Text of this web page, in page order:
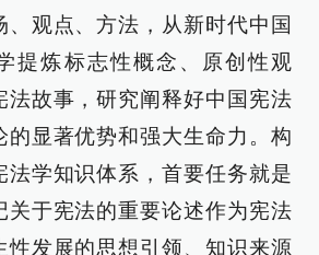
、观点、方法，从新时代中国
提炼标志性概念、原创性观
法故事，研究阐释好中国宪法
的显著优势和强大生命力。构
法学知识体系，首要任务就是
关于宪法的重要论述作为宪法
性发展的思想引领、知识来源